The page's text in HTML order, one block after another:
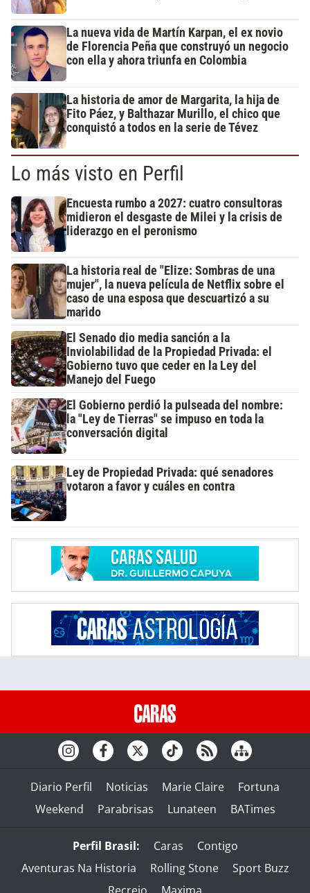
La nueva vida de Martín Karpan, el ex novio
de Florencia Peña que construyó un negocio
con ella y ahora triunfa en Colombia
La historia de amor de Margarita, la hija de
Fito Páez, y Balthazar Murillo, el chico que
conquistó a todos en la serie de Tévez
Lo más visto en Perfil
Encuesta rumbo a 2027: cuatro consultoras
midieron el desgaste de Milei y la crisis de
liderazgo en el peronismo
La historia real de "Elize: Sombras de una
mujer", la nueva película de Netflix sobre el
caso de una esposa que descuartizó a su
marido
El Senado dio media sanción a la
Inviolabilidad de la Propiedad Privada: el
Gobierno tuvo que ceder en la Ley del
Manejo del Fuego
El Gobierno perdió la pulseada del nombre:
la "Ley de Tierras" se impuso en toda la
conversación digital
Ley de Propiedad Privada: qué senadores
votaron a favor y cuáles en contra
Diario Perfil Noticias Marie Claire
Fortuna
Weekend
Parabrisas Lunateen BATimes
Perfil Brasil: Caras
Contigo
Aventuras Na Historia
Rolling Stone
Sport Buzz